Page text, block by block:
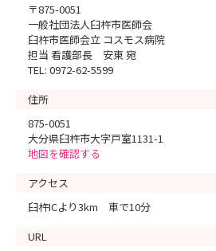
〒875-0051
一般社団法人臼杵市医師会
臼杵市医師会立 コスモス病院
担当 看護部長 安東 宛
TEL: 0972-62-5599
住所
875-0051
大分県臼杵市大字戸室1131-1
地図を確認する
アクセス
臼杵ICより3km 車で10分
URL